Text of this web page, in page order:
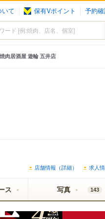
いて 保有Vポイント 予約
焼肉居酒屋 遊輪 五井店
店舗情報（詳細） 求人
ス 写真 143